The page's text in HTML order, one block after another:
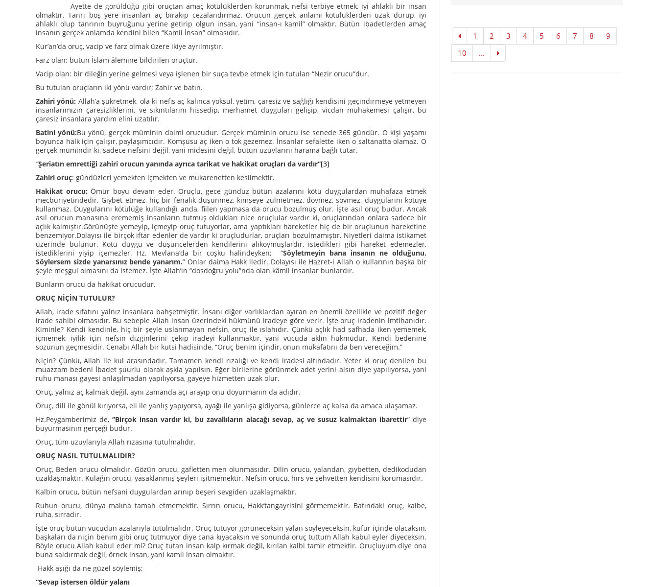
Ayette de görüldüğü gibi oruçtan amaç kötülüklerden korunmak, nefsi terbiye etmek, iyi ahlaklı bir insan
olmaktır. Tanrı boş yere insanları aç bırakıp cezalandırmaz. Orucun gerçek anlamı kötülüklerden uzak durup, iyi
ahlaklı olup tanrının buyruğunu yerine getirip olgun insan, yani “insan-ı kamil” olmaktır. Bütün ibadetlerden amaç
insanın gerçek anlamda kendini bilen “Kamil İnsan” olmasıdır.
Kur’an’da oruç, vacip ve farz olmak üzere ikiye ayrılmıştır.
Farz olan: bütün İslam âlemine bildirilen oruçtur.
Vacip olan: bir dileğin yerine gelmesi veya işlenen bir suça tevbe etmek için tutulan “Nezir orucu”dur.
Bu tutulan oruçların iki yönü vardır; Zahir ve batın.
Zahiri yönü: Allah’a şükretmek, ola ki nefis aç kalınca yoksul, yetim, çaresiz ve sağlığı kendisini geçindirmeye yetmeyen
insanlarımızın çaresizliklerini, ve sıkıntılarını hissedip, merhamet duyguları gelişip, vicdan muhakemesi çalışır, bu
çaresiz insanlara yardım elini uzatılır.
Batini yönü:Bu yönü, gerçek müminin daimi orucudur. Gerçek müminin orucu ise senede 365 gündür. O kişi yaşamı
boyunca halk için çalışır, paylaşımcıdır. Komşusu aç iken o tok gezemez. İnsanlar sefalette iken o saltanatta olamaz. O
gerçek mümindir ki, sadece nefsini değil, yani midesini değil, bütün uzuvlarını harama bağlı tutar.
“Şeriatın emrettiği zahiri orucun yanında ayrıca tarikat ve hakikat oruçları da vardır”[3]
Zahiri oruç: gündüzleri yemekten içmekten ve mukarenetten kesilmektir.
Hakikat orucu: Ömür boyu devam eder. Oruçlu, gece gündüz bütün azalarını kötü duygulardan muhafaza etmek
mecburiyetindedir. Gıybet etmez, hiç bir fenalık düşünmez, kimseye zulmetmez, dövmez, sövmez, duygularını kötüye
kullanmaz. Duygularını kötülüğe kullandığı anda, fiilen yapmasa da orucu bozulmuş olur. İşte asıl oruç budur. Ancak
asıl orucun manasına erememiş insanların tutmuş oldukları nice oruçlular vardır ki, oruçlarından onlara sadece bir
açlık kalmıştır.Görünüşte yemeyip, içmeyip oruç tutuyorlar, ama yaptıkları hareketler hiç de bir oruçlunun hareketine
benzemiyor.Dolayısı ile birçok iftar edenler de vardır ki oruçludurlar, oruçları bozulmamıştır. Niyetleri daima istikamet
üzerinde bulunur. Kötü duygu ve düşüncelerden kendilerini alıkoymuşlardır, istedikleri gibi hareket edemezler,
istediklerini yiyip içemezler. Hz. Mevlana’da bir coşku halindeyken; “Söyletmeyin bana insanın ne olduğunu.
Söylersem sizde yanarsınız bende yanarım.” Onlar daima Hakk iledir. Dolayısı ile Hazret-i Allah o kullarının başka bir
şeyle meşgul olmasını da istemez. İşte Allah’ın “dosdoğru yolu”nda olan kâmil insanlar bunlardır.
Bunların orucu da hakikat orucudur.
ORUÇ NİÇİN TUTULUR?
Allah, irade sıfatını yalnız insanlara bahşetmiştir. İnsanı diğer varlıklardan ayıran en önemli özellikle ve pozitif değer
irade sahibi olmasıdır. Bu sebeple Allah insan üzerindeki hükmünü iradeye göre verir. İşte oruç iradenin imtihanıdır.
Kiminle? Kendi kendinle, hiç bir şeyle uslanmayan nefsin, oruç ile ıslahıdır. Çünkü açlık had safhada iken yememek,
içmemek, iyilik için nefsin dizginlerini çekip iradeyi kullanmaktır, yani vücuda aklın hükmüdür. Kendi bedenine
sözünün geçmesidir. Cenabı Allah bir kutsi hadisinde, “Oruç benim içindir, onun mükafatını da ben vereceğim.”
Niçin? Çünkü, Allah ile kul arasındadır. Tamamen kendi rızalığı ve kendi iradesi altındadır. Yeter ki oruç denilen bu
muazzam bedeni İbadet şuurlu olarak aşkla yapılsın. Eğer birilerine görünmek adet yerini alsın diye yapılıyorsa, yani
ruhu manası gayesi anlaşılmadan yapılıyorsa, gayeye hizmetten uzak olur.
Oruç, yalnız aç kalmak değil, aynı zamanda açı arayıp onu doyurmanın da adıdır.
Oruç, dili ile gönül kırıyorsa, eli ile yanlış yapıyorsa, ayağı ile yanlışa gidiyorsa, günlerce aç kalsa da amaca ulaşamaz.
Hz.Peygamberimiz de,“Birçok insan vardır ki, bu zavallıların alacağı sevap, aç ve susuz kalmaktan ibarettir” diye
buyurmasının gerçeği budur.
Oruç, tüm uzuvlarıyla Allah rızasına tutulmalıdır.
ORUÇ NASIL TUTULMALIDIR?
Oruç, Beden orucu olmalıdır. Gözün orucu, gafletten men olunmasıdır. Dilin orucu, yalandan, gıybetten, dedikodudan
uzaklaşmaktır. Kulağın orucu, yasaklanmış şeyleri işitmemektir. Nefsin orucu, hırs ve şehvetten kendisini korumasıdır.
Kalbin orucu, bütün nefsani duygulardan arınıp beşeri sevgiden uzaklaşmaktır.
Ruhun orucu, dünya malına tamah etmemektir. Sırrın orucu, Hakk’tangayrisini görmemektir. Batındaki oruç, kalbe,
ruha, sırradır.
İşte oruç bütün vücudun azalarıyla tutulmalıdır. Oruç tutuyor görüneceksin yalan söyleyeceksin, küfür içinde olacaksın,
başkaları da niçin benim gibi oruç tutmuyor diye cana kıyacaksın ve sonunda oruç tuttum Allah kabul eyler diyeceksin.
Böyle orucu Allah kabul eder mi? Oruç tutan insan kalp kırmak değil, kırılan kalbi tamir etmektir. Oruçluyum diye ona
buna saldırmak değil, örnek insan, yani kamil insan olmaktır.
Hakk aşığı da ne güzel söylemiş;
“Sevap istersen öldür yalanı
1 2 3 4 5 6 7 8
9
10
...